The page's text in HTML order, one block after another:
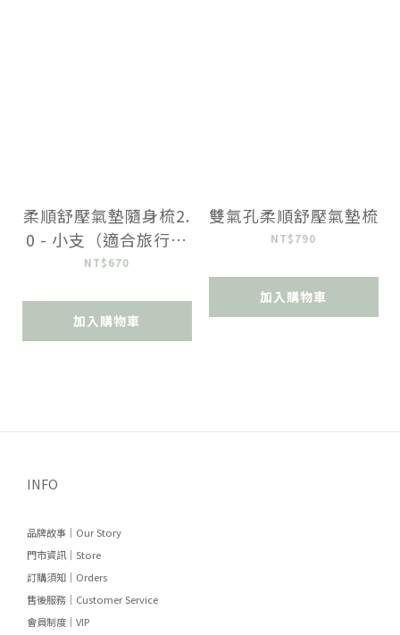
柔順舒壓氣墊隨身梳2.
0 - 小支（適合旅行、
孩童）
NT$670
加入購物車
雙氣孔柔順舒壓氣墊梳
NT$790
加入購物車
INFO
品牌故事｜Our Story
門市資訊｜Store
訂購須知｜Orders
售後服務｜Customer Service
會員制度｜VIP